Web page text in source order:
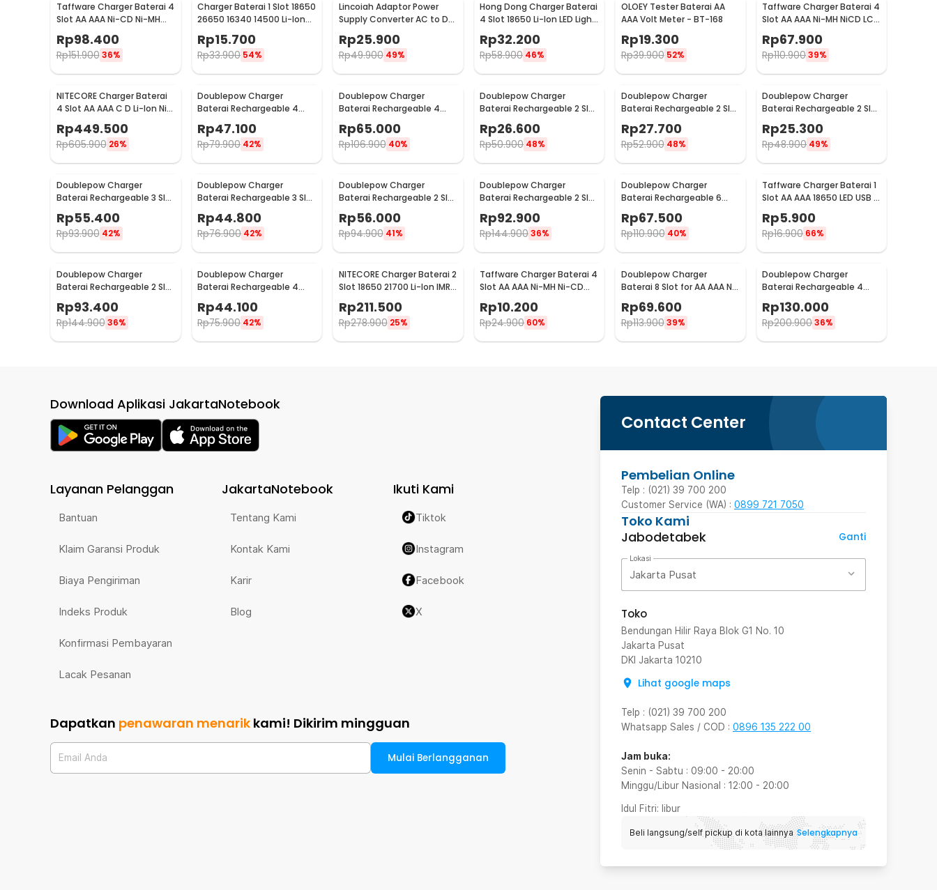
Taffware Charger Baterai 4
Slot AA AAA Ni-CD Ni-MH
Fast Charging LCD -
C905W
Rp98.400
Rp151.900 36%
Charger Baterai 1 Slot 18650
26650 16340 14500 Li-Ion
Rp15.700
Rp33.900 54%
Lincoiah Adaptor Power
Supply Converter AC to DC
Rp25.900
Rp49.900 49%
Hong Dong Charger Baterai
4 Slot 18650 Li-Ion LED Light
4.2V 1200mA - MS-404A
Rp32.200
Rp58.900 46%
OLOEY Tester Baterai AA
AAA Volt Meter - BT-168
Rp19.300
Rp39.900 52%
Taffware Charger Baterai 4
Slot AA AAA Ni-MH NiCD LCD
Display - C903W
Rp67.900
Rp110.90039%
NITECORE Charger Baterai
4 Slot AA AAA C D Li-Ion Ni-
Rp449.500
Rp605.900 26%
Doublepow Charger
Baterai Rechargeable 4
DP-B02
Rp47.100
Rp79.900 42%
Doublepow Charger
Baterai Rechargeable 4
Slot AA AAA with AAA 4 PCS
- DP-B02
Rp65.000
Rp106.900 40%
Doublepow Charger
Baterai Rechargeable 2 Slot
AA AAA with AAA 2 PCS -
DP-B01
Rp26.600
Rp50.900 48%
Doublepow Charger
Baterai Rechargeable 2 Slot
B01 1200
Rp27.700
Rp52.900 48%
Doublepow Charger
Baterai Rechargeable 2 Slot
AA AAA with AA 2 PCS - DP-
B01 800
Rp25.300
Rp48.900 49%
Doublepow Charger
Baterai Rechargeable 3 Slot
DP-B33
Rp55.400
Rp93.900 42%
Doublepow Charger
Baterai Rechargeable 3 Slot
AA AAA with AA 3 PCS - DP-
B33
Rp44.800
Rp76.900 42%
Doublepow Charger
Baterai Rechargeable 2 Slot
9V with 9V 1 PCS - DP-B09
Rp56.000
Rp94.900 41%
Doublepow Charger
Baterai Rechargeable 2 Slot
Rp92.900
Rp144.90036%
Doublepow Charger
Baterai Rechargeable 6
Slot AA AAA with AA 6 PCS -
DP-B06
Rp67.500
Rp110.900 40%
Taffware Charger Baterai 1
Slot AA AAA 18650 LED USB -
Rp5.900
Rp16.900 66%
Doublepow Charger
Baterai Rechargeable 2 Slot
CR2 with CR2 2 PCS - DP-
K06
Rp93.400
Rp144.900 36%
Doublepow Charger
Baterai Rechargeable 4
DP-U82
Rp44.100
Rp75.900 42%
NITECORE Charger Baterai 2
Slot 18650 21700 Li-Ion IMR
Rp211.500
Rp278.900 25%
Taffware Charger Baterai 4
Slot AA AAA Ni-MH Ni-CD
Rp10.200
Rp24.900 60%
Doublepow Charger
Baterai 8 Slot for AA AAA Ni-
MH NiCD LED Light - DP-K18
Rp69.600
Rp113.900 39%
Doublepow Charger
Baterai Rechargeable 4
Slot AA AAA with AA 4 PCS -
DP-K11
Rp130.000
Rp200.90036%
Contact Center
Pembelian Online
Telp : (021) 39 700 200
Customer Service (WA) : 0899 721 7050
Toko Kami
Jabodetabek
Ganti
Lokasi
Jakarta Pusat
Toko
Bendungan Hilir Raya Blok G1 No. 10
Jakarta Pusat
DKI Jakarta 10210
Lihat google maps
Telp : (021) 39 700 200
Whatsapp Sales / COD : 0896 135 222 00
Jam buka:
Senin - Sabtu : 09:00 - 20:00
Minggu/Libur Nasional : 12:00 - 20:00
Idul Fitri: libur
Beli langsung/self pickup di kota lainnya Selengkapnya
Download Aplikasi JakartaNotebook
Layanan Pelanggan
Bantuan
Klaim Garansi Produk
Biaya Pengiriman
Indeks Produk
Konfirmasi Pembayaran
Lacak Pesanan
JakartaNotebook
Tentang Kami
Kontak Kami
Karir
Blog
Ikuti Kami
Tiktok
Instagram
Facebook
X
Dapatkan penawaran menarik kami! Dikirim mingguan
Email Anda Mulai Berlangganan